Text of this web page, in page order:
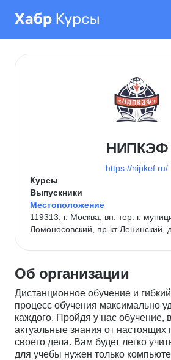
НИПКЭФ
https://nipkef.ru/
Курсы
Выпускники
Местоположение
119313, г. Москва, вн. тер. г.
Ломоносовский, пр-кт Ленинский,
Об организации
Дистанционное обучение и
процесс обучения максимально
каждого. Пройдя у нас обучение,
актуальные знания от
своего дела. Вам будет легко
для учебы нужен только